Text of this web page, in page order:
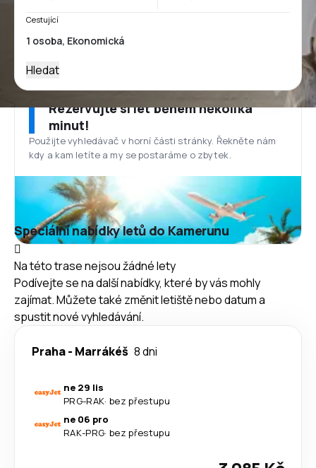
Cestující
Hledat
Rezervujte si let během několika
minut!
Použijte vyhledávač v horní části stránky. Řekněte nám
kdy a kam letíte a my se postaráme o zbytek.
Speciální nabídky letů do Kamerunu
Na této trase nejsou žádné lety
Podívejte se na další nabídky, které by vás mohly
zajímat. Můžete také změnit letiště nebo datum a
spustit nové vyhledávání.
Praha- Marrákéš 8 dni
ne 29 lis
PRG-RAK· bez přestupu
ne 06 pro
RAK-PRG· bez přestupu